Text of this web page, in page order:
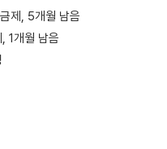
제, 5개월 남음
1개월 남음